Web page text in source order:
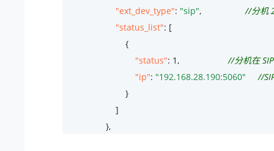
"ext_dev_type": "sip", //分机
"status_list": [
                        {
"status": 1, //分机在
"ip": "192.168.28.190:5060"
//
                        }
                    ]
                },